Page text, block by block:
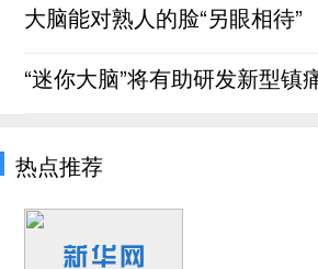
大脑能对熟人的脸“另眼相待”
“迷你大脑”将有助研发新型镇
热点推荐